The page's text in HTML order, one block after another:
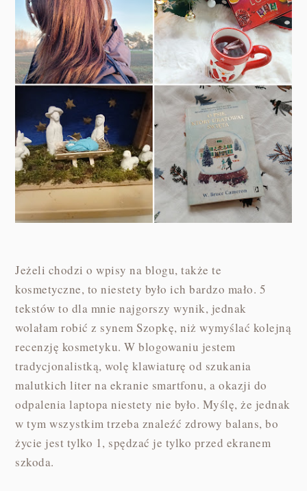
Jeżeli chodzi o wpisy na blogu, także te
kosmetyczne, to niestety było ich bardzo mało. 5
tekstów to dla mnie najgorszy wynik, jednak
wolałam robić z synem Szopkę, niż wymyślać kolejną
recenzję kosmetyku. W blogowaniu jestem
tradycjonalistką, wolę klawiaturę od szukania
malutkich liter na ekranie smartfonu, a okazji do
odpalenia laptopa niestety nie było. Myślę, że jednak
w tym wszystkim trzeba znaleźć zdrowy balans, bo
życie jest tylko 1, spędzać je tylko przed ekranem
szkoda.